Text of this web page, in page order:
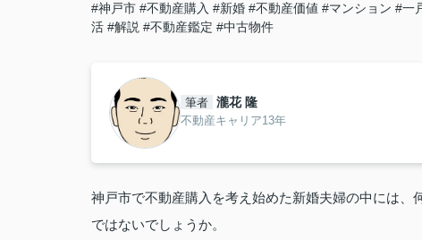
#神戸市 #不動産購入 #新婚 #不動産価値 #マンション #一
活 #解説 #不動産鑑定 #中古物件
筆者 瀧花 隆
不動産キャリア13年
神戸市で不動産購入を考え始めた新婚夫婦の中には
ではないでしょうか。